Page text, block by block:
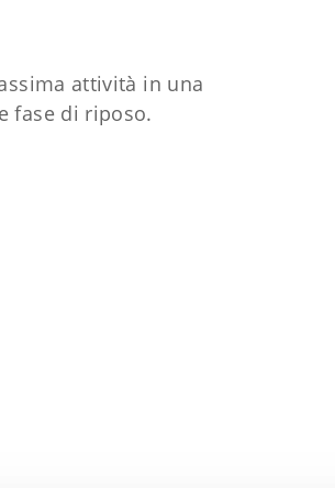
attività in una
fase di riposo.